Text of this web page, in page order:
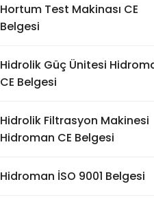
Hortum Test Makinası CE
Belgesi
Hidrolik Güç Ünitesi
CE Belgesi
Hidrolik Filtrasyon Makinesi
Hidroman CE Belgesi
Hidroman İSO 9001 Belgesi